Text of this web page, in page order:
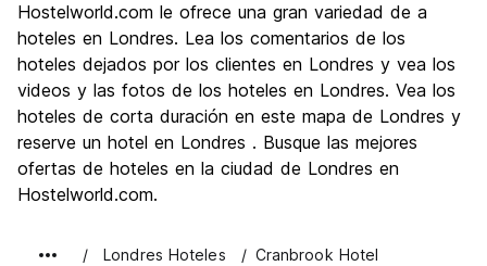
Cultura
Fiesta
8.4
Calidad Precio
6.6
Hostelworld.com le ofrece una gran variedad de a
hoteles en Londres. Lea los comentarios de los
hoteles dejados por los clientes en Londres y vea los
videos y las fotos de los hoteles en Londres. Vea los
hoteles de corta duración en este mapa de Londres y
reserve un hotel en Londres . Busque las mejores
ofertas de hoteles en la ciudad de Londres en
Hostelworld.com.
Londres Hoteles Cranbrook Hotel